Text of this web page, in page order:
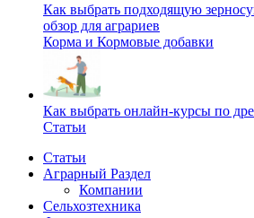
Как выбрать подходящую
обзор для аграриев
Корма и Кормовые добавки
Как выбрать онлайн-курсы по
Статьи
Статьи
Аграрный Раздел
Компании
Сельхозтехника